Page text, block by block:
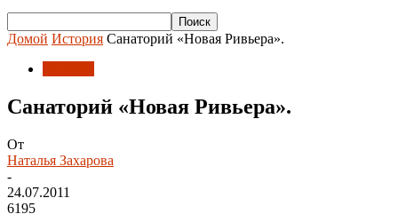
Домой История Санаторий «Новая Ривьера».
Санаторий «Новая Ривьера».
От
Наталья Захарова
-
24.07.2011
6195